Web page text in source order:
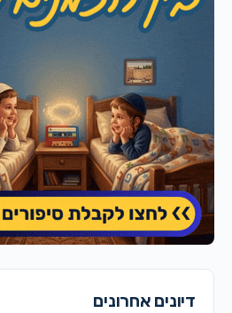
דיונים אחרונים